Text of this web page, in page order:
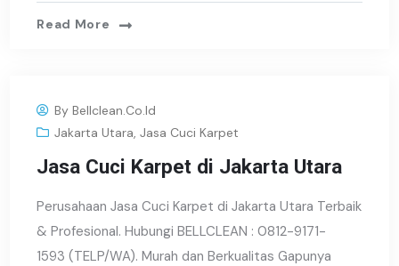
Read More
ByBellclean.co.id
Jakarta Utara,Jasa Cuci Karpet
Jasa Cuci Karpet di Jakarta Utara
Perusahaan Jasa Cuci Karpet di Jakarta Utara Terbaik
& Profesional. Hubungi BELLCLEAN : 0812-9171-
1593 (TELP/WA). Murah dan Berkualitas Gapunya